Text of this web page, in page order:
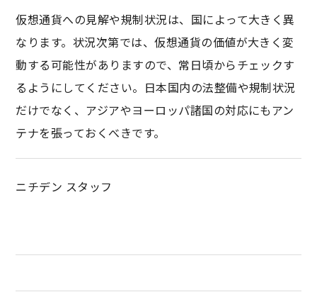
仮想通貨への見解や規制状況は、国によって大きく異
なります。状況次第では、仮想通貨の価値が大きく変
動する可能性がありますので、常日頃からチェックす
るようにしてください。日本国内の法整備や規制状況
だけでなく、アジアやヨーロッパ諸国の対応にもアン
テナを張っておくべきです。
ニチデン スタッフ